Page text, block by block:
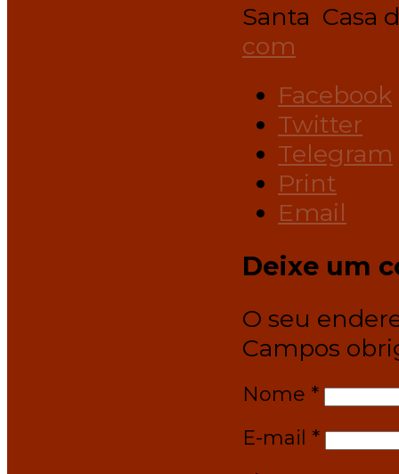
Santa Casa
com
Facebook
Twitter
Telegram
Print
Email
Deixe um
O seu
Campos
Nome *
E-mail *